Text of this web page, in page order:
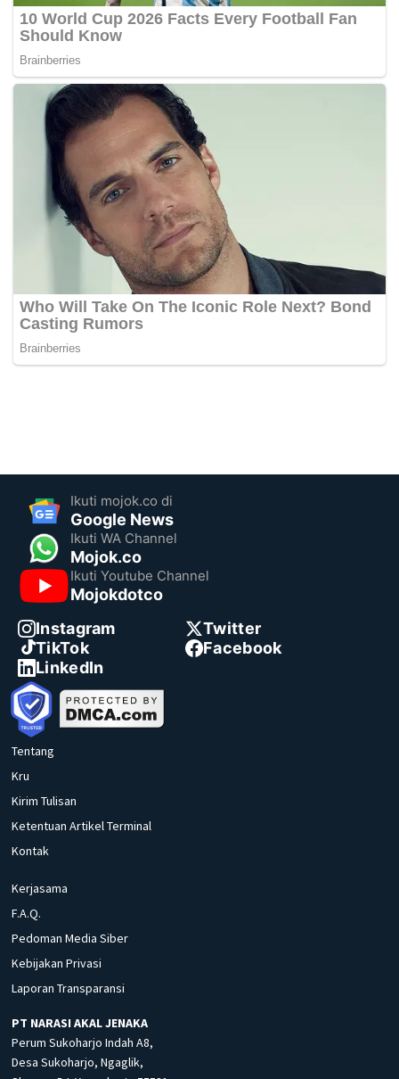
Ikuti mojok.co di
Google News
Ikuti WA Channel
Mojok.co
Ikuti Youtube Channel
Mojokdotco
Instagram
Twitter
TikTok
Facebook
LinkedIn
Tentang
Kru
Kirim Tulisan
Ketentuan Artikel Terminal
Kontak
Kerjasama
F.A.Q.
Pedoman Media Siber
Kebijakan Privasi
Laporan Transparansi
PT NARASI AKAL JENAKA
Perum Sukoharjo Indah A8,
Desa Sukoharjo, Ngaglik,